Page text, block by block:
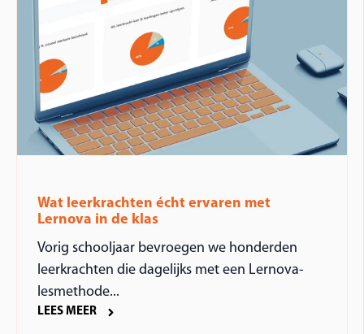
Wat leerkrachten écht ervaren met
Lernova in de klas
Vorig schooljaar bevroegen we honderden
leerkrachten die dagelijks met een Lernova-
lesmethode...
LEES MEER